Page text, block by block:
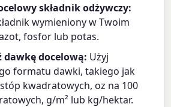
składnik odżywczy:
wymieniony w Twoim
fosfor lub potas.
dawkę docelową: Użyj
formatu dawki, takiego jak
kwadratowych, oz na 100
g/m² lub kg/hektar.